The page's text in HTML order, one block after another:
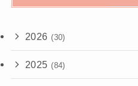
2026 (30)
2025 (84)